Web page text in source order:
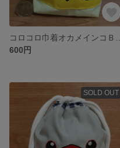
600円
SOLD OUT